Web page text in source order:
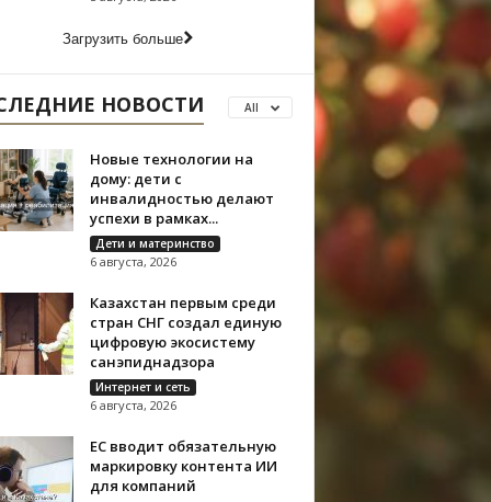
Загрузить больше
НОВОСТИ All
Новые технологии на
дому: дети с
инвалидностью делают
успехи в рамках...
Дети и материнство
6 августа, 2026
Казахстан первым среди
стран СНГ создал единую
цифровую экосистему
санэпиднадзора
Интернет и сеть
6 августа, 2026
ЕС вводит обязательную
маркировку контента ИИ
для компаний